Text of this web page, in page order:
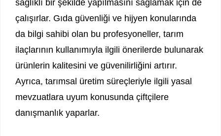
sağlıklı bir şekilde yapılmasını sağlamak için de
çalışırlar. Gıda güvenliği ve hijyen konularında
da bilgi sahibi olan bu profesyoneller, tarım
ilaçlarının kullanımıyla ilgili önerilerde bulunarak
ürünlerin kalitesini ve güvenilirliğini artırır.
Ayrıca, tarımsal üretim süreçleriyle ilgili yasal
mevzuatlara uyum konusunda çiftçilere
danışmanlık yaparlar.